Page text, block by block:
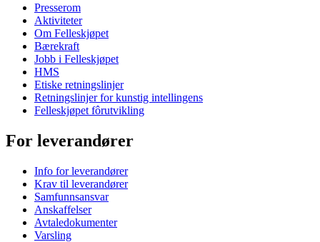
Presserom
Aktiviteter
Om Felleskjøpet
Bærekraft
Jobb i Felleskjøpet
HMS
Etiske retningslinjer
Retningslinjer for kunstig intellingens
Felleskjøpet fôrutvikling
For leverandører
Info for leverandører
Krav til leverandører
Samfunnsansvar
Anskaffelser
Avtaledokumenter
Varsling